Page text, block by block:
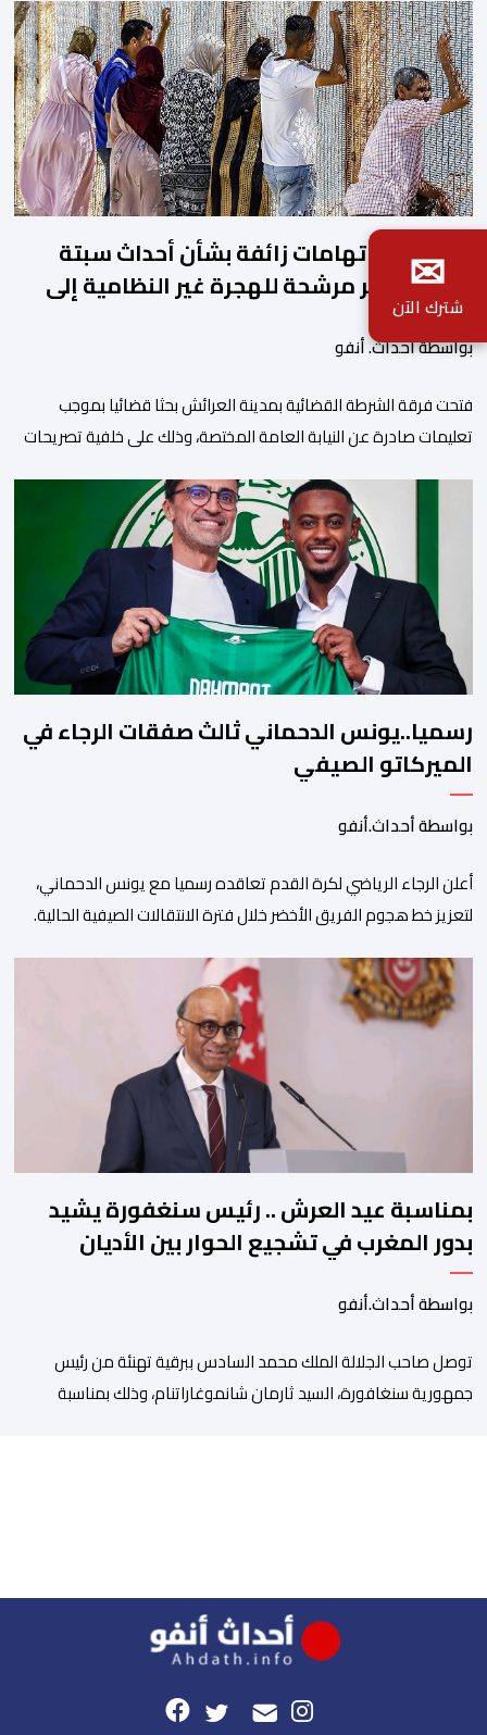
العرائش.. اتهامات زائفة بشأن أحداث سبتة
المحتلة تجر مرشحة للهجرة غير النظامية إلى
القضاء
بواسطة أحداث. أنفو
فتحت فرقة الشرطة القضائية بمدينة العرائش بحثا قضائيا بموجب
تعليمات صادرة عن النيابة العامة المختصة، وذلك على خلفية تصريحات
وأعادت تداولها حسابات على شبكات التواصل الاجتماعي. وكانت
السيدة المذكورة قد صرحت بمعطيات مضللة، واتهامات كيدية، تدعي
فيها بأن جهات رسمية هي من فتحت الحدود في […]
رسميا..يونس الدحماني ثالث صفقات الرجاء في
الميركاتو الصيفي
بواسطة أحداث.أنفو
أعلن الرجاء الرياضي لكرة القدم تعاقده رسميا مع يونس الدحماني،
لتعزيز خط هجوم الفريق الأخضر خلال فترة الانتقالات الصيفية الحالية. ​
حيث يعول عليه الطاقم التقني للرجاء لتقديم الإضافة المرجوة في
المسابقات المحلية والقارية المقبلة. ​وجاء هذا التعاقد بعد أداء لافت
قدمه اللاعب برفقة اتحاد […]
بمناسبة عيد العرش .. رئيس سنغفورة يشيد
بدور المغرب في تشجيع الحوار بين الأديان
بواسطة أحداث.أنفو
توصل صاحب الجلالة الملك محمد السادس ببرقية تهنئة من رئيس
جمهورية سنغافورة، السيد ثارمان شانموغاراتنام، وذلك بمناسبة
✉
شترك الآن